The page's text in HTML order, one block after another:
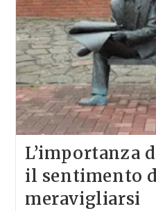
L’importanza
il sentimento
meravigliarsi